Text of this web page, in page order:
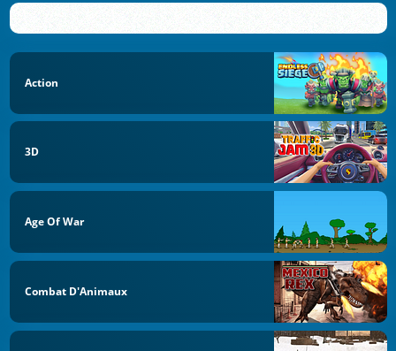
Action
3D
Age Of War
Combat D'Animaux